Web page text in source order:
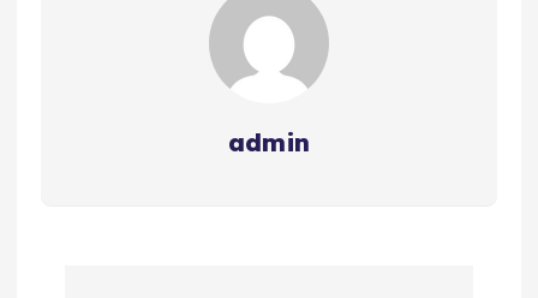
admin